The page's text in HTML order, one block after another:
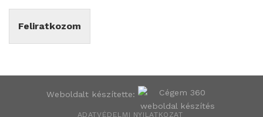
Feliratkozom
Weboldalt készítette:
ADATVÉDELMI NYILATKOZAT